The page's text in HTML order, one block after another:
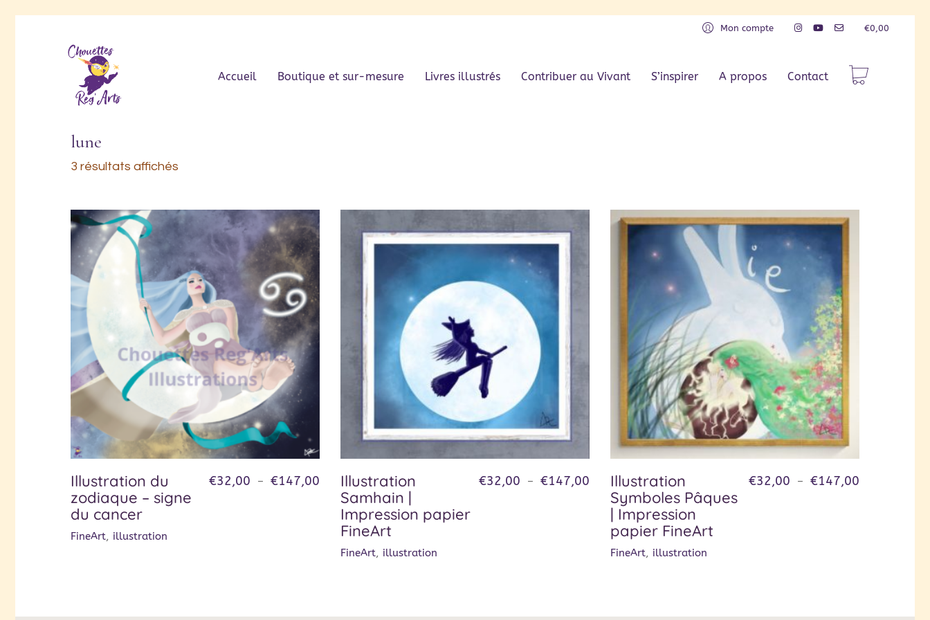
Mon compte €0,00
Accueil Boutique et sur-mesure Livres illustrés Contribuer au Vivant S’inspirer A propos Contact
lune
3 résultats affichés
Illustration du
zodiaque – signe
du cancer
FineArt, illustration
€32,00 – €147,00
Illustration
Samhain |
Impression papier
FineArt
FineArt, illustration
€32,00 – €147,00
Illustration
Symboles Pâques
| Impression
papier FineArt
FineArt, illustration
€32,00 – €147,00